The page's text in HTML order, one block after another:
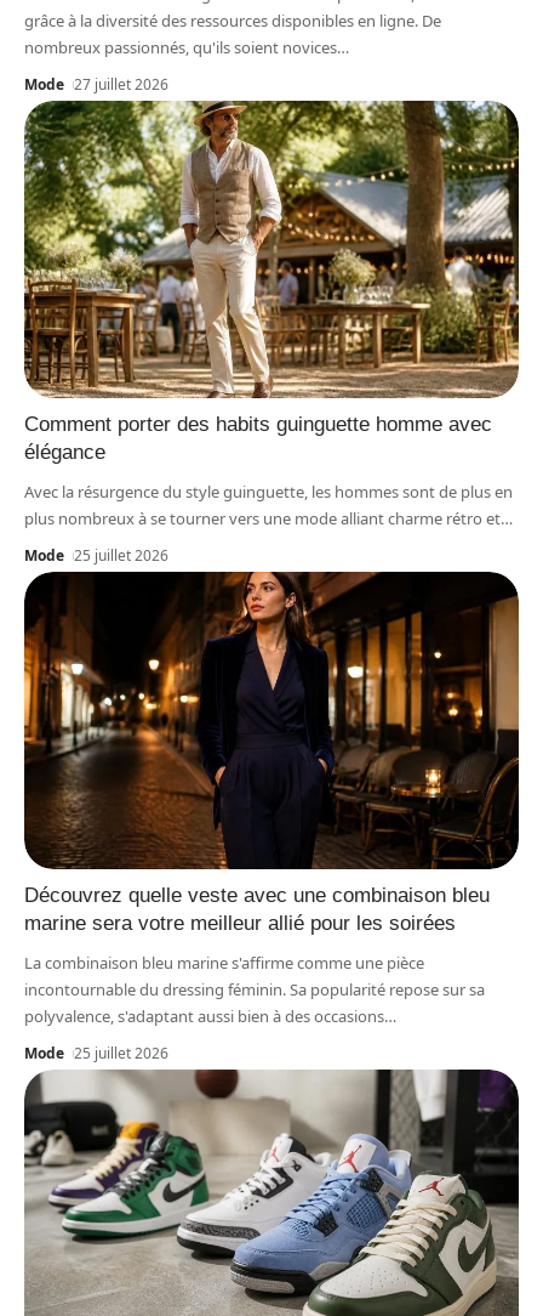
grâce à la diversité des ressources disponibles en ligne. De
nombreux passionnés, qu'ils soient novices…
Mode 27 juillet 2026
Comment porter des habits guinguette homme avec
élégance
Avec la résurgence du style guinguette, les hommes sont de plus en
plus nombreux à se tourner vers une mode alliant charme rétro et…
Mode 25 juillet 2026
Découvrez quelle veste avec une combinaison bleu
marine sera votre meilleur allié pour les soirées
La combinaison bleu marine s'affirme comme une pièce
incontournable du dressing féminin. Sa popularité repose sur sa
polyvalence, s'adaptant aussi bien à des occasions…
Mode 25 juillet 2026